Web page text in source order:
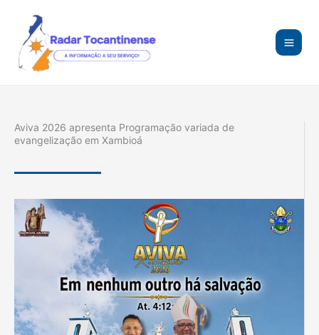
conteúdo
Aviva 2026 apresenta Programação variada de
evangelização em Xambioá